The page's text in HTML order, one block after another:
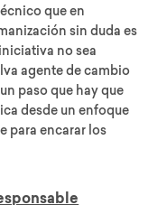
que en
sin duda es
no sea
agente de cambio
paso que hay que
desde un enfoque
para encarar los